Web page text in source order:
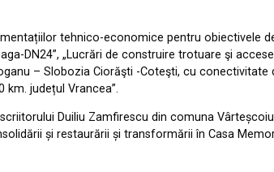
tehnico-economice pentru obiectivele
DN24”, „Lucrări de construire trotuare şi
– Slobozia Ciorăşti -Coteşti, cu conectivitate
km. județul Vrancea”.
Duiliu Zamfirescu din comuna
și restaurării și transformării în Casa